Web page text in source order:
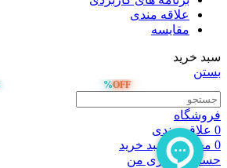
علاقه مندی
مقایسه
سبد خرید
بستن
OFF
%
فروشگاه
0 علاقه مندی
0 محصول
سبد خرید
حساب کاربری من